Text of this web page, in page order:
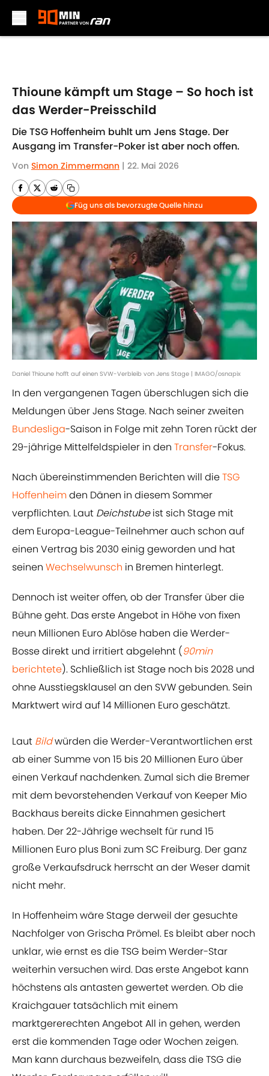
Thioune kämpft um Stage – So hoch ist
das Werder-Preisschild
Die TSG Hoffenheim buhlt um Jens Stage. Der
Ausgang im Transfer-Poker ist aber noch offen.
Von Simon Zimmermann | 22. Mai 2026
Füg uns als bevorzugte Quelle hinzu
Daniel Thioune hofft auf einen SVW-Verbleib von Jens Stage | IMAGO/osnapix
In den vergangenen Tagen überschlugen sich die
Meldungen über Jens Stage. Nach seiner zweiten
Bundesliga-Saison in Folge mit zehn Toren rückt der
29-jährige Mittelfeldspieler in den Transfer-Fokus.
Nach übereinstimmenden Berichten will dieTSG
Hoffenheimden Dänen in diesem Sommer
verpflichten. Laut Deichstubeist sich Stage mit
dem Europa-League-Teilnehmer auch schon auf
einen Vertrag bis 2030 einig geworden und hat
seinen Wechselwunsch in Bremen hinterlegt.
Dennoch ist weiter offen, ob der Transfer über die
Bühne geht. Das erste Angebot in Höhe von fixen
neun Millionen Euro Ablöse haben die Werder-
Bosse direkt und irritiert abgelehnt (90min
berichtete). Schließlich ist Stage noch bis 2028 und
ohne Ausstiegsklausel an den SVW gebunden. Sein
Marktwert wird auf 14 Millionen Euro geschätzt.
Laut Bildwürden die Werder-Verantwortlichen erst
ab einer Summe von 15 bis 20 Millionen Euro über
einen Verkauf nachdenken. Zumal sich die Bremer
mit dem bevorstehenden Verkauf von Keeper Mio
Backhaus bereits dicke Einnahmen gesichert
haben. Der 22-Jährige wechselt für rund 15
Millionen Euro plus Boni zum SC Freiburg. Der ganz
große Verkaufsdruck herrscht an der Weser damit
nicht mehr.
In Hoffenheim wäre Stage derweil der gesuchte
Nachfolger von Grischa Prömel. Es bleibt aber noch
unklar, wie ernst es die TSG beim Werder-Star
weiterhin versuchen wird. Das erste Angebot kann
höchstens als antasten gewertet werden. Ob die
Kraichgauer tatsächlich mit einem
marktgererechten Angebot All in gehen, werden
erst die kommenden Tage oder Wochen zeigen.
Man kann durchaus bezweifeln, dass die TSG die